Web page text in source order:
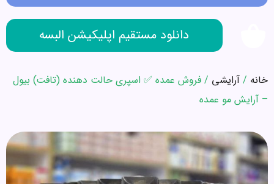
دانلود مستقیم اپلیکیشن البسه
خانه / آرایشی / فروش عمده ✅ اسپری حالت دهنده (تافت) بیول
– آرایش مو عمده